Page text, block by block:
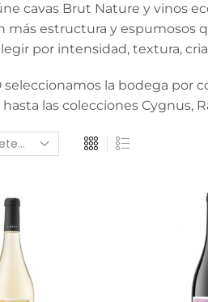
cavas Brut Nature y vinos
más estructura y espumosos
por intensidad, textura,
seleccionamos la bodega
las colecciones Cygnus,